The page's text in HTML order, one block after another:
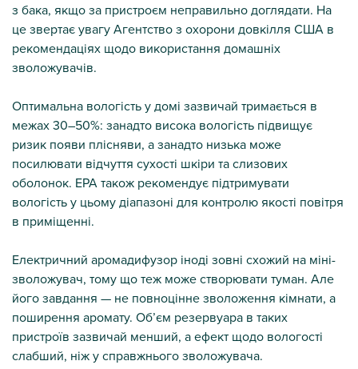
з бака, якщо за пристроєм неправильно доглядати. На
це звертає увагу Агентство з охорони довкілля США в
рекомендаціях щодо використання домашніх
зволожувачів.
Оптимальна вологість у домі зазвичай тримається в
межах 30–50%: занадто висока вологість підвищує
ризик появи плісняви, а занадто низька може
посилювати відчуття сухості шкіри та слизових
оболонок. EPA також рекомендує підтримувати
вологість у цьому діапазоні для контролю якості повітря
в приміщенні.
Електричний аромадифузор іноді зовні схожий на міні-
зволожувач, тому що теж може створювати туман. Але
його завдання — не повноцінне зволоження кімнати, а
поширення аромату. Об’єм резервуара в таких
пристроїв зазвичай менший, а ефект щодо вологості
слабший, ніж у справжнього зволожувача.